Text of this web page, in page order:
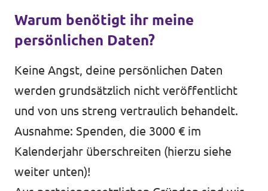
Warum benötigt ihr meine
persönlichen Daten?
Keine Angst, deine persönlichen Daten
werden grundsätzlich nicht veröffentlicht
und von uns streng vertraulich behandelt.
Ausnahme: Spenden, die 3000 € im
Kalenderjahr überschreiten (hierzu siehe
weiter unten)!